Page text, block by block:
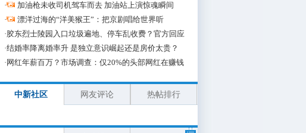
·
加油枪未收司机驾车而去 加油站上演惊魂瞬间
·
漂洋过海的“洋美猴王”：把京剧唱给世界听
·胶东烈士陵园入口垃圾遍地、停车乱收费？官方回应
·结婚率降离婚率升 是独立意识崛起还是房价太贵？
· 网红年薪百万？市场调查：仅20%的头部网红在赚钱
中新社区 网友评论 热帖排行